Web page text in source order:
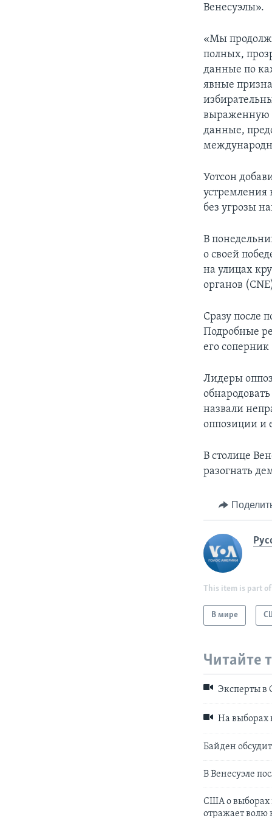
Венесуэлы».
«Мы
полных,
данные по
явные
выраженную
данные,
Уотсон
устремления
без угрозы
В
о своей
на улицах
органов
Сразу после
Подробные
его соперник
Лидеры
назвали
оппозиции и
В столице
разогнать
This item is part of
В мире
Читайте
Эксперты в
На выборах
Байден
В Венесуэле
США о выборах
отражает волю